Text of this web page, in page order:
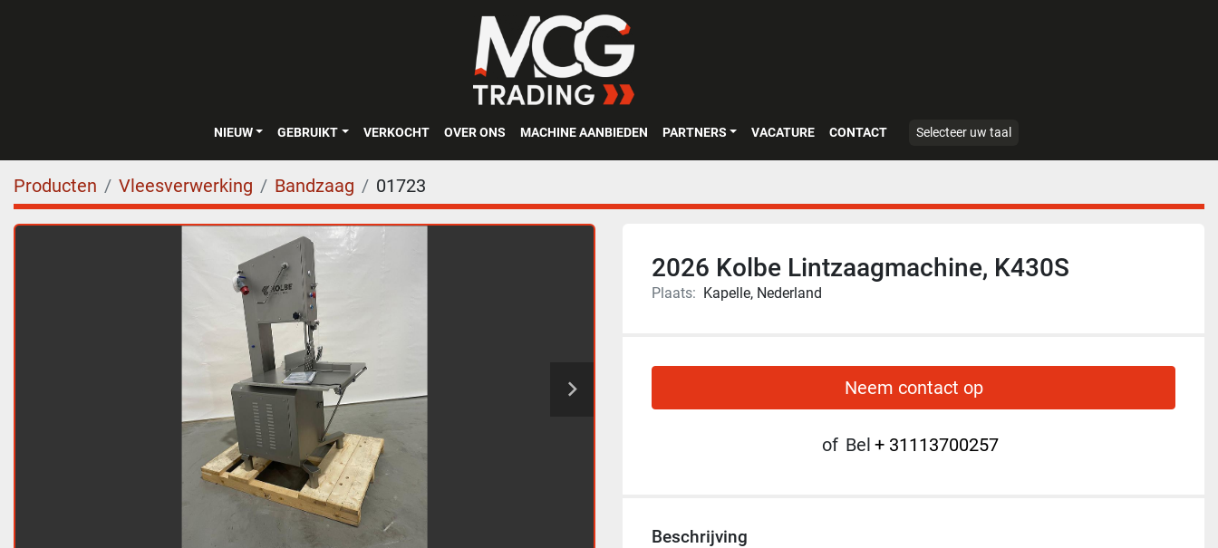
NIEUW GEBRUIKT VERKOCHT OVER ONS MACHINE AANBIEDEN PARTNERS VACATURE CONTACT Selecteer uw taal
Producten Vleesverwerking Bandzaag 01723
2026 Kolbe Lintzaagmachine, K430S
Plaats: Kapelle, Nederland
Neem contact op
of Bel + 31113700257
Beschrijving